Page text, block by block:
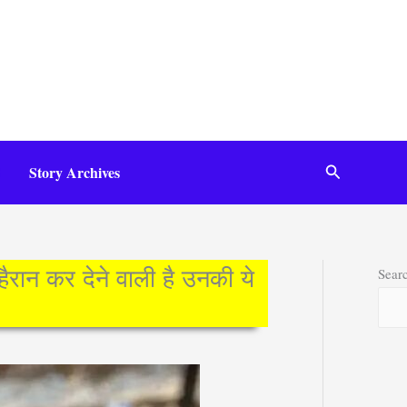
Story Archives Search
कर देने वाली है उनकी ये